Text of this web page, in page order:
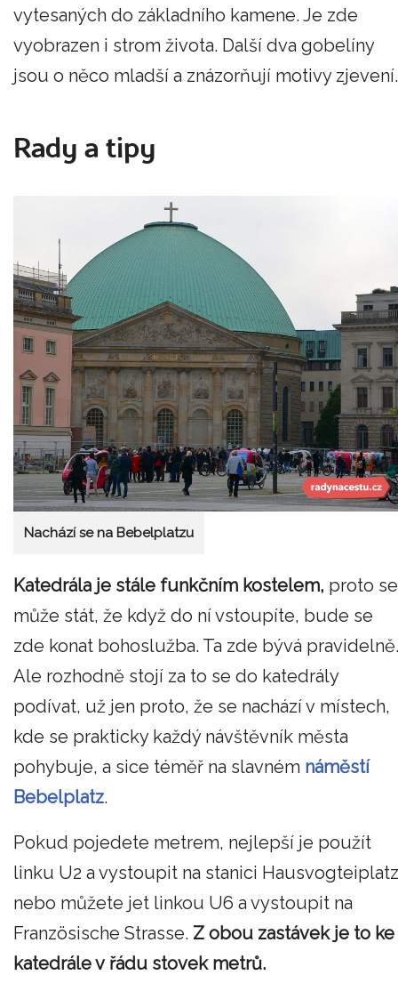
vytesaných do základního kamene. Je zde
vyobrazen i strom života. Další dva gobelíny
jsou o něco mladší a znázorňují motivy zjevení.
Rady a tipy
Nachází se na Bebelplatzu
Katedrála je stále funkčním kostelem, proto se
může stát, že když do ní vstoupíte, bude se
zde konat bohoslužba. Ta zde bývá pravidelně.
Ale rozhodně stojí za to se do katedrály
podívat, už jen proto, že se nachází v místech,
kde se prakticky každý návštěvník města
pohybuje, a sice téměř na slavném náměstí
Bebelplatz.
Pokud pojedete metrem, nejlepší je použít
linku U2 a vystoupit na stanici Hausvogteiplatz
nebo můžete jet linkou U6 a vystoupit na
Französische Strasse. Z obou zastávek je to ke
katedrále v řádu stovek metrů.